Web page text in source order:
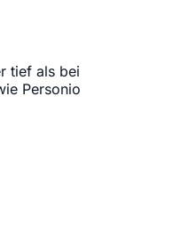
tief als bei
Personio